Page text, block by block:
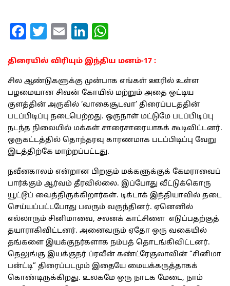
Facebook
Twitter
EmailLinkedIn
திரையில் விரியும் இந்திய மனம்-17 :
சில ஆண்டுகளுக்கு முன்பாக எங்கள் ஊரில் உள்ள
பழமையான சிவன் கோயில் மற்றும் அதை ஒட்டிய
குளத்தின் அருகில் ‘வாகைசூடவா’ திரைப்படததின்
படப்பிடிப்பு நடைபெற்றது. ஒருநாள் மட்டுமே படப்பிடிப்பு
நடந்த நிலையில் மக்கள் சாரைசாரையாகக் கூடிவிட்டனர்.
ஒருகட்டத்தில் தொந்தரவு காரணமாக படப்பிடிப்பு வேறு
இடத்திற்கே மாற்றப்பட்டது.
நவீனகாலம் என்றான பிறகும் மக்களுக்குக் கேமராவைப்
பார்க்கும் ஆர்வம் தீரவில்லை. இப்போது வீட்டுக்கொரு
யூட்டூப் வைத்திருக்கிறார்கள். டிக்டாக் இந்தியாவில் தடை
செய்யப்பட்டபோது பலரும் வருந்தினர். ஏனெனில்
எல்லாரும் சினிமாவை, சலனக் காட்சிளை எடுப்பதற்குத்
தயாராகிவிட்டனர். அனைவரும் ஏதோ ஒரு வகையில்
தங்களை இயக்குநர்களாக நம்பத் தொடங்கிவிட்டனர்.
தெலுங்கு இயக்குநர் ப்ரவீன் கண்ட்ரேகுலாவின் “சினிமா
பன்ட்டி” திரைப்படமும் இதையே மையக்கருத்தாகக்
கொண்டிருக்கிறது. உலகமே ஒரு நாடக மேடை, நாம்